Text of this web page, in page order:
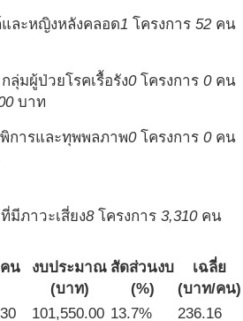
ละหญิงหลังคลอด1 โครงการ 52คน
ลุ่มผู้ป่วยโรคเรื้อรัง0โครงการ 0คน
บาท
การและทุพพลภาพ0โครงการ 0คน
มีภาวะเสี่ยง8โครงการ 3,310คน
คน
งบประมาณ
(บาท)
สัดส่วนงบ
(%)
เฉลี่ย
(บาท/คน)
101,550.00 13.7% 236.16